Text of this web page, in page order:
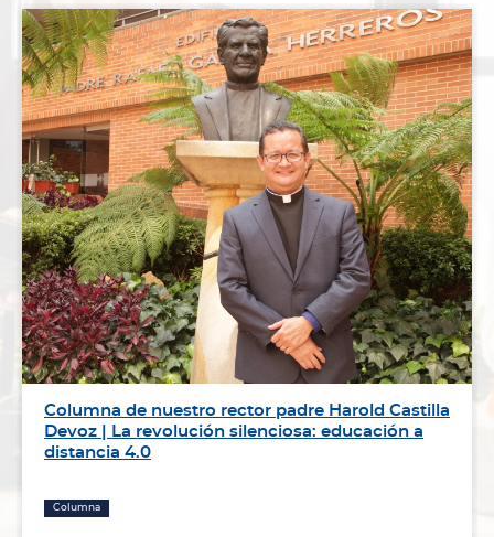
Columna de nuestro rector padre Harold Castilla
Devoz | La revolución silenciosa: educación a
distancia 4.0
Columna